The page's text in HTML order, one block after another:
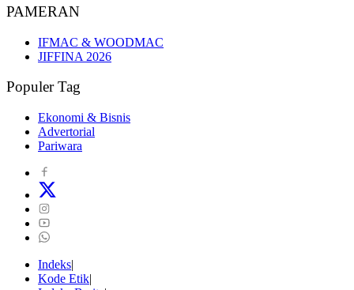
PAMERAN
IFMAC & WOODMAC
JIFFINA 2026
Populer Tag
Ekonomi & Bisnis
Advertorial
Pariwara
Indeks
Kode Etik